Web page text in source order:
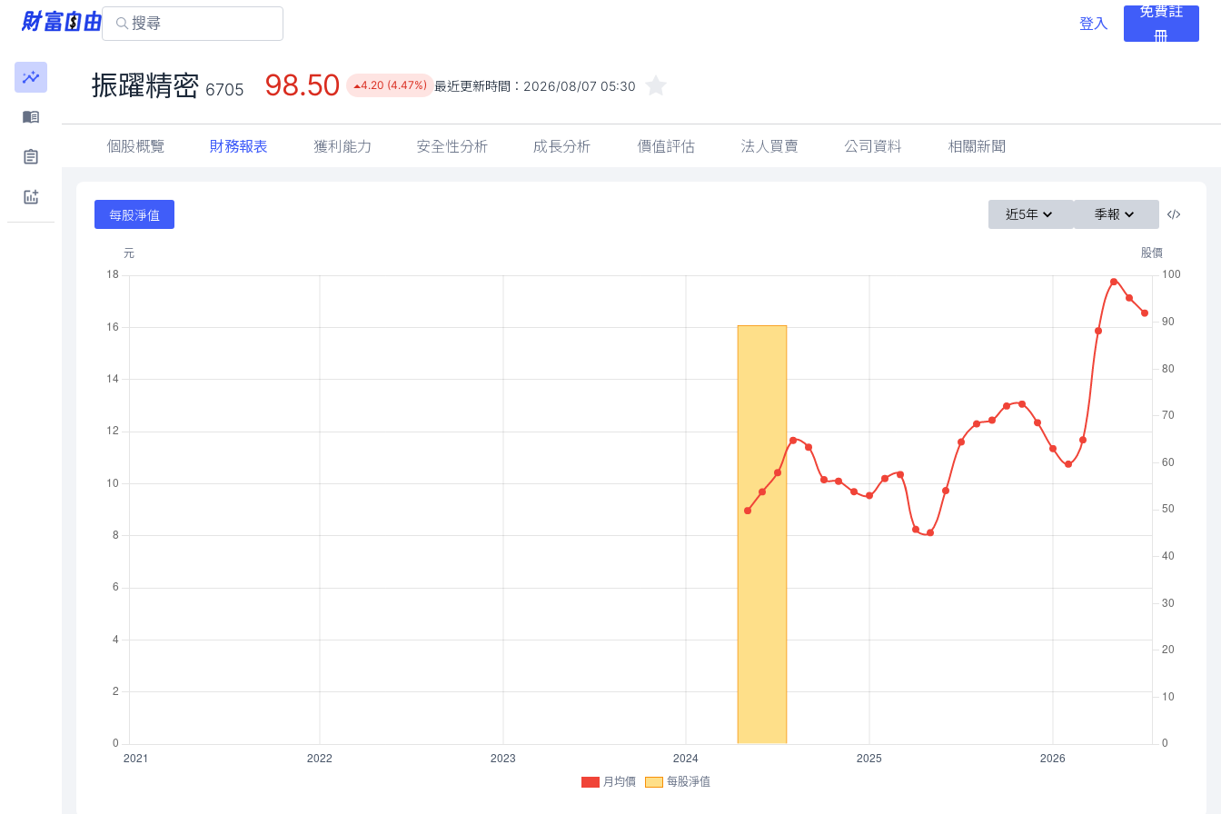
登入
免費註
冊
振躍精密 6705 98.50 4.20 (4.47%) 最近更新時間： 2026/08/07 05:30
個股概覽 財務報表 獲利能力 安全性分析 成長分析 價值評估 法人買賣 公司資料 相關新聞
每股淨值 近5年 季報
月均價 每股淨值